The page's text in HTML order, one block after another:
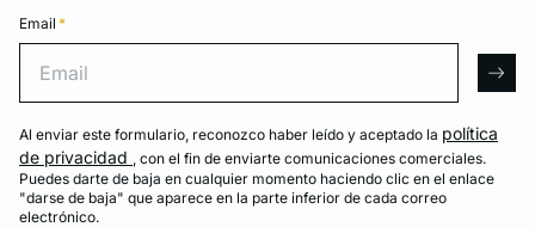
Email *
Al enviar este formulario, reconozco haber leído y aceptado la política
de privacidad , con el fin de enviarte comunicaciones comerciales.
Puedes darte de baja en cualquier momento haciendo clic en el enlace
"darse de baja" que aparece en la parte inferior de cada correo
electrónico.